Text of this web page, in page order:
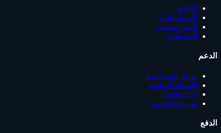
الأفلام
المسلسلات
البث المباشر
التطبيقات
الدعم
مركز المساعدة
الأسئلة الشائعة
Contact Us
شروط الخدمة
الدفع